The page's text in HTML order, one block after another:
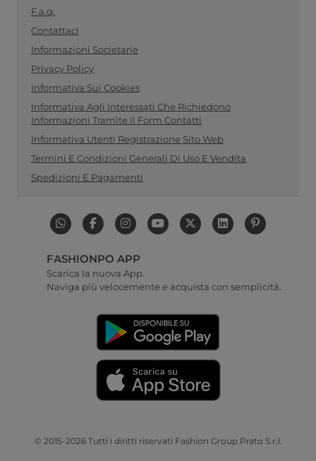
F.a.q.
Contattaci
Informazioni Societarie
Privacy Policy
Informativa Sui Cookies
Informativa Agli Interessati Che Richiedono
Informazioni Tramite Il Form Contatti
Informativa Utenti Registrazione Sito Web
Termini E Condizioni Generali Di Uso E Vendita
Spedizioni E Pagamenti
FASHIONPO APP
Scarica la nuova App.
Naviga più velocemente e acquista con semplicità.
© 2015-2026 Tutti i diritti riservati Fashion Group Prato S.r.l.